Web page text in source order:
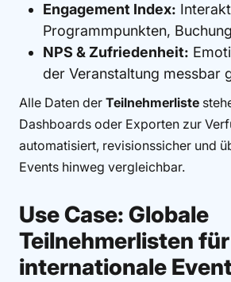
Engagement Index:
Programmpunkten,
NPS & Zufriedenheit:
der Veranstaltung messbar
Alle Daten der Teilnehmerliste
Dashboards oder Exporten zur
automatisiert, revisionssicher und
Events hinweg vergleichbar.
Use Case: Globale
Teilnehmerlisten für
internationale